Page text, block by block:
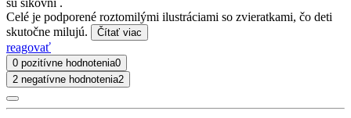
Celé je podporené roztomilými ilustráciami so zvieratkami, čo deti
skutočne milujú.
Čítať viac
reagovať
0 pozitívne hodnotenia0
2 negatívne hodnotenia2